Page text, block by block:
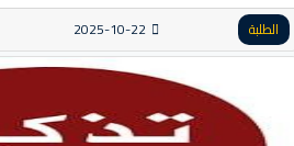
الطلبة 2025-10-22